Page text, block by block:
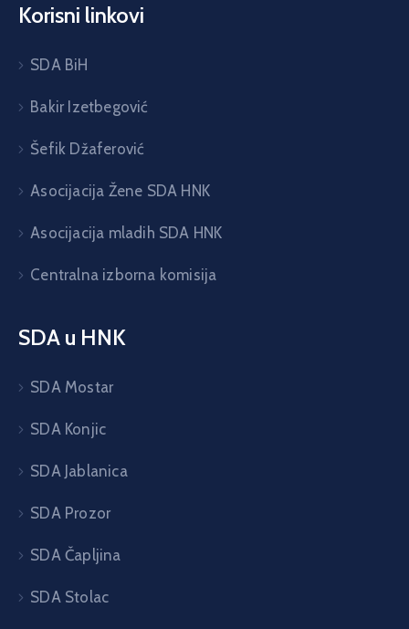
Korisni linkovi
SDA BiH
Bakir Izetbegović
Šefik Džaferović
Asocijacija Žene SDA HNK
Asocijacija mladih SDA HNK
Centralna izborna komisija
SDA u HNK
SDA Mostar
SDA Konjic
SDA Jablanica
SDA Prozor
SDA Čapljina
SDA Stolac